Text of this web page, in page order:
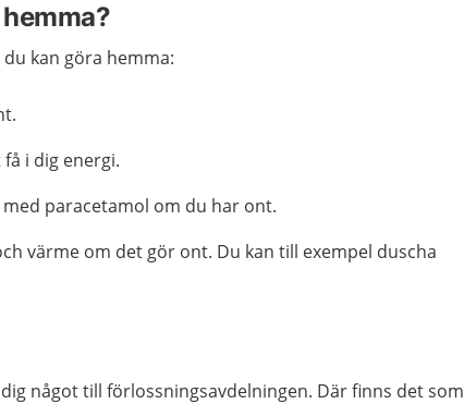
kan göra hemma:
i dig energi.
paracetamol om du har ont.
värme om det gör ont. Du kan till exempel duscha
något till förlossningsavdelningen. Där finns det som